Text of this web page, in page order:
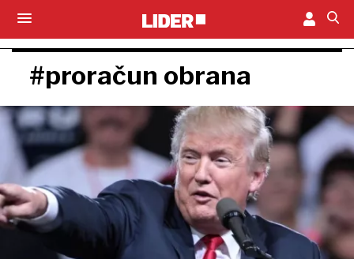
#proračun obrana